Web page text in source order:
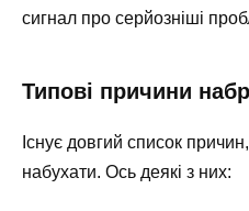
сигнал про серйозніші
Типові причини
Існує довгий список
набухати. Ось деякі з них: